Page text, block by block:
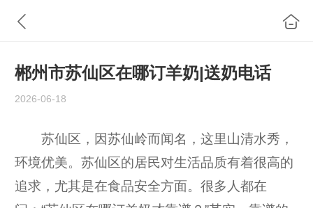
郴州市苏仙区在哪订羊奶|送奶电话
2026-06-18
苏仙区，因苏仙岭而闻名，这里山清水秀，
环境优美。苏仙区的居民对生活品质有着很高的
追求，尤其是在食品安全方面。很多人都在